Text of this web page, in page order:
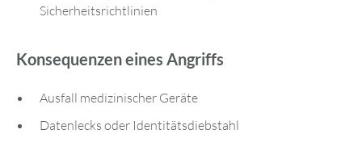
Sicherheitsrichtlinien
Konsequenzen eines Angriffs
Ausfall medizinischer Geräte
Datenlecks oder Identitätsdiebstahl